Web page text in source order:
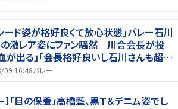
ード姿が格好良くて放心状態」バレー石川
激レア姿にファン騒然 川合会長が投
が出る」「会長格好良いし石川さんも超格
09 16:48バレー
】「目の保養」高橋藍、黒Ｔ＆デニム姿でし